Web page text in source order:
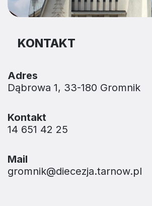
KONTAKT
Adres
Dąbrowa 1, 33-180 Gromnik
Kontakt
14 651 42 25
Mail
gromnik@diecezja.tarnow.pl